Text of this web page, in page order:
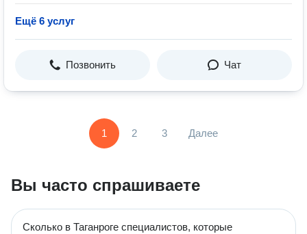
Ещё 6 услуг
Позвонить Чат
1 2 3 Далее
Вы часто спрашиваете
Сколько в Таганроге специалистов, которые